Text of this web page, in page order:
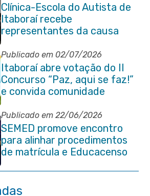
Clínica-Escola do Autista de
Itaboraí recebe
representantes da causa
atípica de Santa Catarina
Publicado em 02/07/2026
Itaboraí abre votação do II
Concurso “Paz, aqui se faz!”
e convida comunidade
Publicado em 22/06/2026
SEMED promove encontro
para alinhar procedimentos
de matrícula e Educacenso
2026